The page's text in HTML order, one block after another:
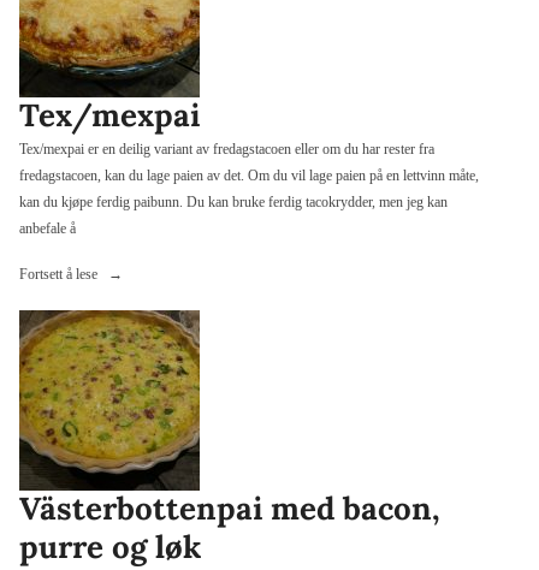
Tex/mexpai
Tex/mexpai er en deilig variant av fredagstacoen eller om du har rester fra
fredagstacoen, kan du lage paien av det. Om du vil lage paien på en lettvinn måte,
kan du kjøpe ferdig paibunn. Du kan bruke ferdig tacokrydder, men jeg kan
anbefale å
Fortsett å lese «Tex/mexpai»
Västerbottenpai med bacon,
purre og løk